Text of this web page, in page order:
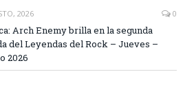
2026 0
Arch Enemy brilla en la segunda
del Leyendas del Rock – Jueves –
2026